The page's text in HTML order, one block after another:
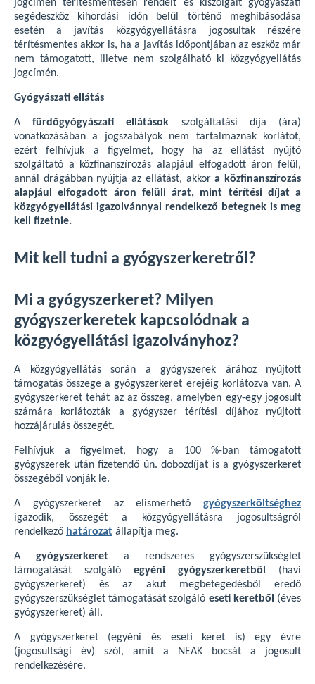
jogcímén térítésmentesen rendelt és kiszolgált gyógyászati
segédeszköz kihordási időn belül történő meghibásodása
esetén a javítás közgyógyellátásra jogosultak részére
térítésmentes akkor is, ha a javítás időpontjában az eszköz már
nem támogatott, illetve nem szolgálható ki közgyógyellátás
jogcímén.
Gyógyászati ellátás
Afürdőgyógyászati ellátások szolgáltatási díja (ára)
vonatkozásában a jogszabályok nem tartalmaznak korlátot,
ezért felhívjuk a figyelmet, hogy ha az ellátást nyújtó
szolgáltató a közfinanszírozás alapjául elfogadott áron felül,
annál drágábban nyújtja az ellátást, akkora közfinanszírozás
alapjául elfogadott áron felüli árat, mint térítési díjat a
közgyógyellátási igazolvánnyal rendelkező betegnek is meg
kell fizetnie.
Mit kell tudni a gyógyszerkeretről?
Mi a gyógyszerkeret? Milyen
gyógyszerkeretek kapcsolódnak a
közgyógyellátási igazolványhoz?
A közgyógyellátás során a gyógyszerek árához nyújtott
támogatás összege a gyógyszerkeret erejéig korlátozva van. A
gyógyszerkeret tehát az az összeg, amelyben egy-egy jogosult
számára korlátozták a gyógyszer térítési díjához nyújtott
hozzájárulás összegét.
Felhívjuk a figyelmet, hogy a 100 %-ban támogatott
gyógyszerek után fizetendő ún. dobozdíjat is a gyógyszerkeret
összegéből vonják le.
A gyógyszerkeret az elismerhető gyógyszerköltséghez
igazodik, összegét a közgyógyellátásra jogosultságról
rendelkező határozat állapítja meg.
A gyógyszerkeret a rendszeres gyógyszerszükséglet
támogatását szolgáló egyéni gyógyszerkeretből
(havi
gyógyszerkeret) és az akut megbetegedésből eredő
gyógyszerszükséglet támogatását szolgáló eseti keretből
(éves
gyógyszerkeret) áll.
A gyógyszerkeret (egyéni és eseti keret is) egy évre
(jogosultsági év) szól, amit a NEAK bocsát a jogosult
rendelkezésére.